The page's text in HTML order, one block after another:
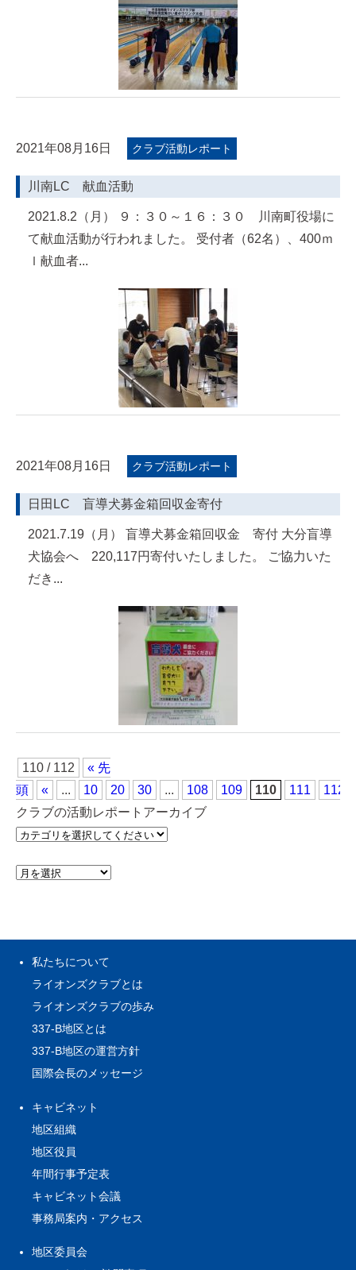
2021年08月16日 クラブ活動レポート
川南LC 献血活動
2021.8.2（月） ９：３０～１６：３０ 川南町役場に
て献血活動が行われました。 受付者（62名）、400ｍ
ｌ献血者...
2021年08月16日 クラブ活動レポート
日田LC 盲導犬募金箱回収金寄付
2021.7.19（月） 盲導犬募金箱回収金 寄付 大分盲導
犬協会へ 220,117円寄付いたしました。 ご協力いた
だき...
110 / 112
« 先
頭
« ... 10 20 30 ... 108 109 110 111
112
クラブの活動レポートアーカイブ
私たちについて
ライオンズクラブとは
ライオンズクラブの歩み
337-B地区とは
337-B地区の運営方針
国際会長のメッセージ
キャビネット
地区組織
地区役員
年間行事予定表
キャビネット会議
事務局案内・アクセス
地区委員会